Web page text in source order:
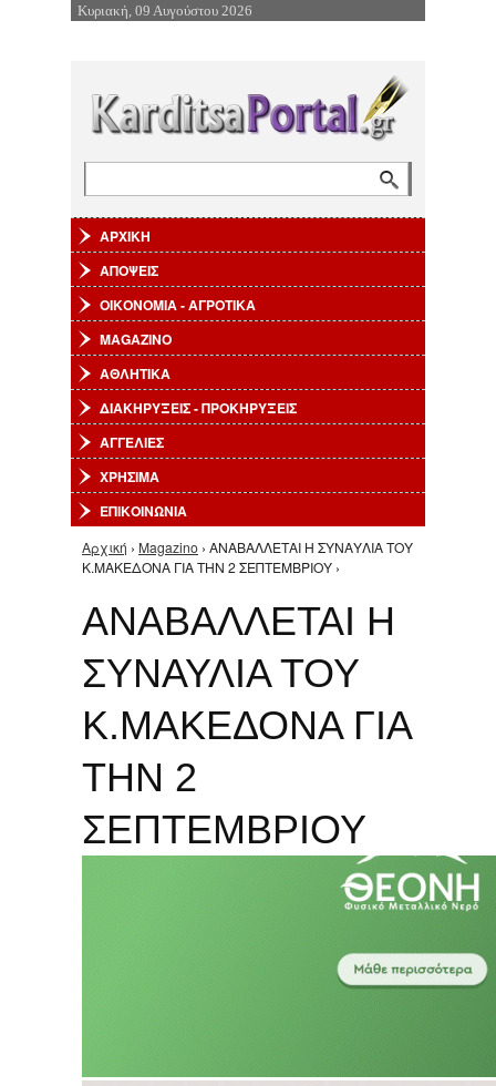
Επιστροφή στην Πλοήγηση
Κυριακή, 09 Αυγούστου 2026
ΑΡΧΙΚΗ
ΑΠΟΨΕΙΣ
ΟΙΚΟΝΟΜΙΑ - ΑΓΡΟΤΙΚΑ
MAGAZINO
ΑΘΛΗΤΙΚΑ
ΔΙΑΚΗΡΥΞΕΙΣ - ΠΡΟΚΗΡΥΞΕΙΣ
ΑΓΓΕΛΙΕΣ
ΧΡΗΣΙΜΑ
ΕΠΙΚΟΙΝΩΝΙΑ
Είστε εδώ
Αρχική › Magazino › ΑΝΑΒΑΛΛΕΤΑΙ Η ΣΥΝΑΥΛΙΑ ΤΟΥ
Κ.ΜΑΚΕΔΟΝΑ ΓΙΑ ΤΗΝ 2 ΣΕΠΤΕΜΒΡΙΟΥ ›
ΑΝΑΒΑΛΛΕΤΑΙ Η
ΣΥΝΑΥΛΙΑ ΤΟΥ
Κ.ΜΑΚΕΔΟΝΑ ΓΙΑ
ΤΗΝ 2
ΣΕΠΤΕΜΒΡΙΟΥ